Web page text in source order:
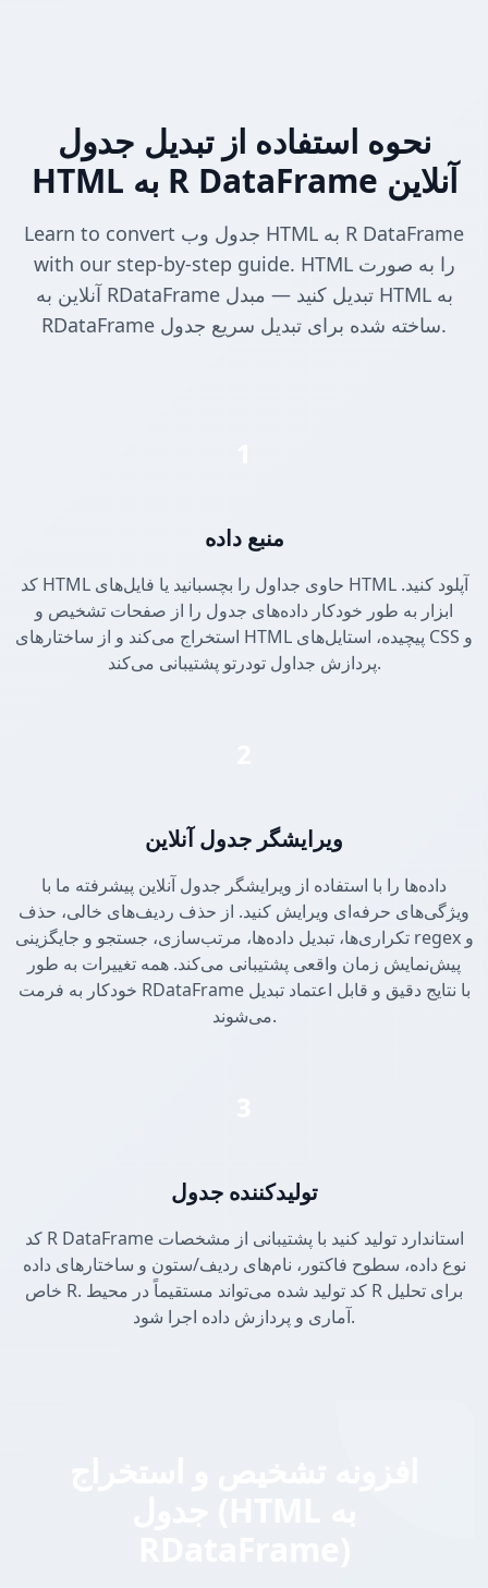
نحوه استفاده از تبدیل جدول
HTML به R DataFrame آنلاین
Learn to convert جدول وب HTML به R DataFrame
with our step-by-step guide. HTML را به صورت
آنلاین به RDataFrame تبدیل کنید — مبدل HTML به
RDataFrame ساخته شده برای تبدیل سریع جدول.
منبع داده
کد HTML حاوی جداول را بچسبانید یا فایل‌های HTML آپلود کنید.
ابزار به طور خودکار داده‌های جدول را از صفحات تشخیص و
استخراج می‌کند و از ساختارهای HTML پیچیده، استایل‌های CSS و
پردازش جداول تودرتو پشتیبانی می‌کند.
ویرایشگر جدول آنلاین
داده‌ها را با استفاده از ویرایشگر جدول آنلاین پیشرفته ما با
ویژگی‌های حرفه‌ای ویرایش کنید. از حذف ردیف‌های خالی، حذف
تکراری‌ها، تبدیل داده‌ها، مرتب‌سازی، جستجو و جایگزینی regex و
پیش‌نمایش زمان واقعی پشتیبانی می‌کند. همه تغییرات به طور
خودکار به فرمت RDataFrame با نتایج دقیق و قابل اعتماد تبدیل
می‌شوند.
تولیدکننده جدول
کد R DataFrame استاندارد تولید کنید با پشتیبانی از مشخصات
نوع داده، سطوح فاکتور، نام‌های ردیف/ستون و ساختارهای داده
خاص R. کد تولید شده می‌تواند مستقیماً در محیط R برای تحلیل
آماری و پردازش داده اجرا شود.